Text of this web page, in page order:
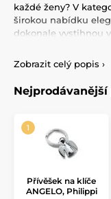
každé ženy? V
širokou nabídku
dokonale vystihnou
designem – vše je
které mají smysl pro
partnerku, maminku
udělejte z letošního
Zobrazit celý popis ›
Přívěšek na klíče
ANGELO, Philippi